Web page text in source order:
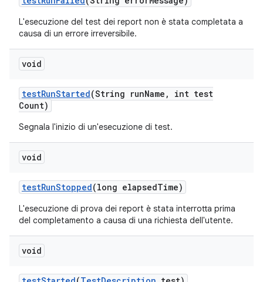
L'esecuzione del test dei report non è stata completata a
causa di un errore irreversibile.
void
testRunStarted(String runName ,
int test
Count)
Segnala l'inizio di un'esecuzione di test.
void
testRunStopped(long elapsedTime)
L'esecuzione di prova dei report è stata interrotta prima
del completamento a causa di una richiesta dell'utente.
void